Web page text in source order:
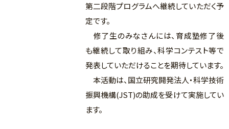
第二段階プログラムへ継続していただく予
定です。
修了生のみなさんには、育成塾修了後
も継続して取り組み、科学コンテスト等で
発表していただけることを期待しています。
本活動は、国立研究開発法人・科学技術
振興機構(JST)の助成を受けて実施してい
ます。